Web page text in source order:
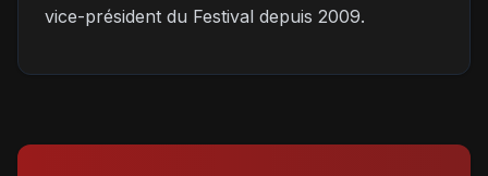
vice-président du Festival depuis 2009.